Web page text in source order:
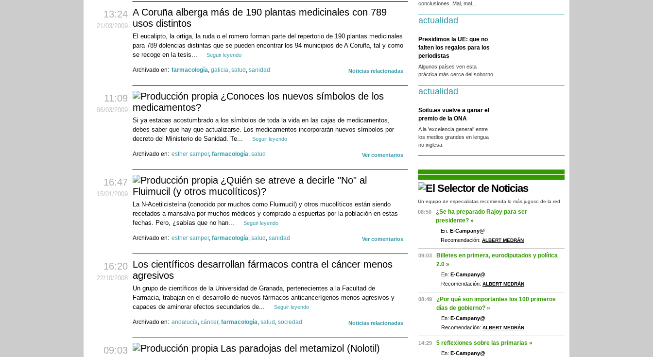
conclusiones. Mal, mal...
actualidad
Presidimos la UE: que no
falten los regalos para los
periodistas
Algunos países ven esta
práctica más cerca del soborno.
actualidad
Soitu.es vuelve a ganar el
premio de la ONA
A la 'excelencia general' entre
los medios grandes en lengua
no inglesa.
Un equipo de especialistas recomienda lo más jugoso de la red
08:50
¿Se ha preparado Rajoy para ser
presidente? »
En: E-Campany@
Recomendación: ALBERT MEDRÁN
09:03
Billetes en primera, eurodiputados y política
2.0 »
En: E-Campany@
Recomendación: ALBERT MEDRÁN
08:49
¿Por qué son importantes los 100 primeros
días de gobierno? »
En: E-Campany@
Recomendación: ALBERT MEDRÁN
14:29 5 reflexiones sobre las primarias »
En: E-Campany@
13:24
21/03/2009
A Coruña alberga más de 190 plantas medicinales con 789
usos distintos
El eucalipto, la ortiga, la ruda o el romero forman parte del repertorio de 190 plantas medicinales
para 789 dolencias distintas que se pueden encontrar los 94 municipios de A Coruña, tal y como
se recoge en la tesis...
Seguir leyendo
Noticias relacionadas
Archivado en: farmacología, galicia, salud , sanidad
11:09
06/03/2009
¿Conoces los nuevos símbolos de los
medicamentos?
Si ya estabas acostumbrado a los símbolos de toda la vida en las cajas de medicamentos,
debes saber que hay que actualizarse. Los medicamentos incorporarán nuevos símbolos por
decreto del Ministerio de Sanidad. Te...
Seguir leyendo
Ver comentarios
Archivado en: esther samper, farmacología, salud
16:47
15/01/2009
¿Quién se atreve a decirle "No" al
Fluimucil (y otros mucolíticos)?
La N-Acetilcisteína (conocido por muchos como Fluimucil) y otros mucolíticos están siendo
recetados a mansalva por muchos médicos y comprado a espuertas por la población en estas
fechas. Pero, ¿sabías que no han...
Seguir leyendo
Ver comentarios
Archivado en: esther samper, farmacología, salud , sanidad
16:20
22/10/2008
Los científicos desarrollan fármacos contra el cáncer menos
agresivos
Un grupo de científicos de la Universidad de Granada, pertenecientes a la Facultad de
Farmacia, trabajan en el desarrollo de nuevos fármacos anticancerígenos menos agresivos y
capaces de aminorar efectos secundarios de...
Seguir leyendo
Noticias relacionadas
Archivado en: andalucía, cáncer, farmacología, salud , sociedad
09:03 Las paradojas del metamizol (Nolotil)